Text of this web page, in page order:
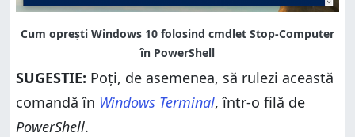
SUGESTIE: Poți, de asemenea, să rulezi această
comandă în Windows Terminal, într-o filă de
PowerShell.